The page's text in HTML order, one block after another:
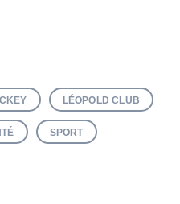
LÉOPOLD CLUB
SPORT